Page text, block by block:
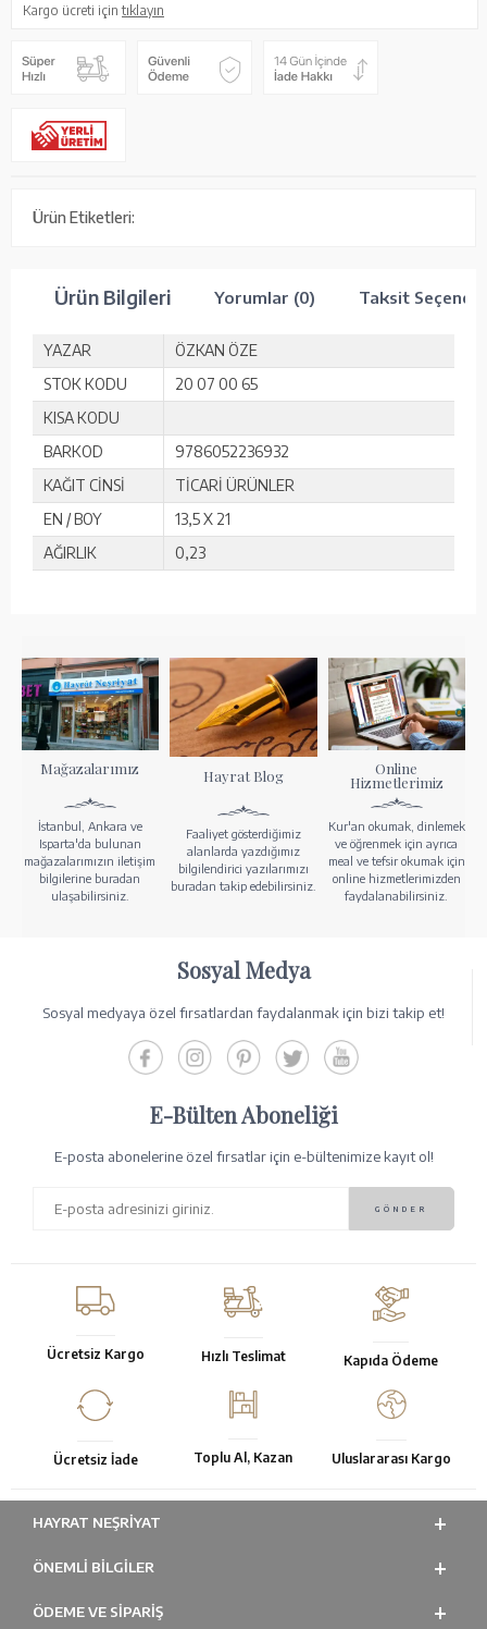
Kargo ücreti içintıklayın
Ürün Etiketleri:
Ürün Bilgileri Yorumlar (0) Taksit
YAZAR
ÖZKAN ÖZE
STOK KODU
20 07 00 65
KISA KODU
BARKOD
9786052236932
KAĞIT CİNSİ
TİCARİ ÜRÜNLER
EN / BOY
13,5 X 21
AĞIRLIK
0,23
Mağazalarımız
İstanbul, Ankara ve
Isparta'da bulunan
mağazalarımızın iletişim
bilgilerine buradan
ulaşabilirsiniz.
Hayrat Blog
Faaliyet gösterdiğimiz
alanlarda yazdığımız
bilgilendirici yazılarımızı
buradan takip edebilirsiniz.
Online
Hizmetlerimiz
Kur'an okumak, dinlemek
ve öğrenmek için ayrıca
meal ve tefsir okumak için
online hizmetlerimizden
faydalanabilirsiniz.
Sosyal Medya
Sosyal medyaya özel fırsatlardan faydalanmak için bizi takip et!
E-Bülten Aboneliği
E-posta abonelerine özel fırsatlar için e-bültenimize kayıt ol!
Ücretsiz Kargo Hızlı Teslimat Kapıda Ödeme
Ücretsiz İade Toplu Al, Kazan Uluslararası Kargo
HAYRAT NEŞRIYAT
ÖNEMLI BILGILER
ÖDEME VE SİPARİŞ